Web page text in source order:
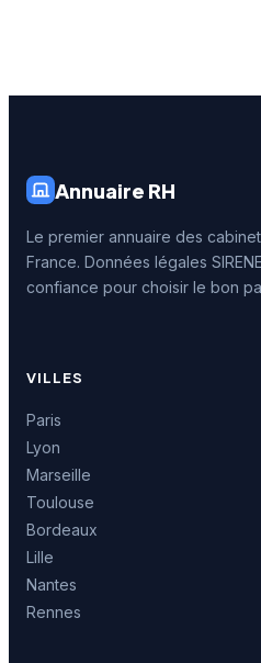
Annuaire RH
Le premier annuaire des
France. Données légales
confiance pour choisir le bon
VILLES
Paris
Lyon
Marseille
Toulouse
Bordeaux
Lille
Nantes
Rennes